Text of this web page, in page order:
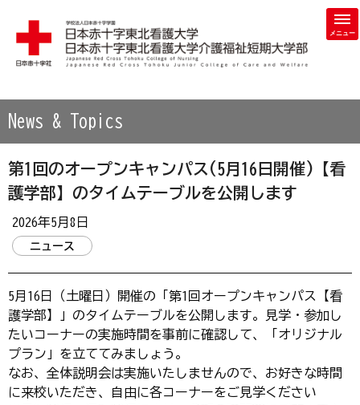
学校法人 日本赤十字学園 日本赤十字東北看護大学・日本赤
News & Topics
第1回のオープンキャンパス(5月16日開催)【看
護学部】のタイムテーブルを公開します
2026年5月8日
ニュース
5月16日（土曜日）開催の「第1回オープンキャンパス【看
護学部】」のタイムテーブルを公開します。見学・参加し
たいコーナーの実施時間を事前に確認して、「オリジナル
プラン」を立ててみましょう。
なお、全体説明会は実施いたしませんので、お好きな時間
に来校いただき、自由に各コーナーをご見学ください